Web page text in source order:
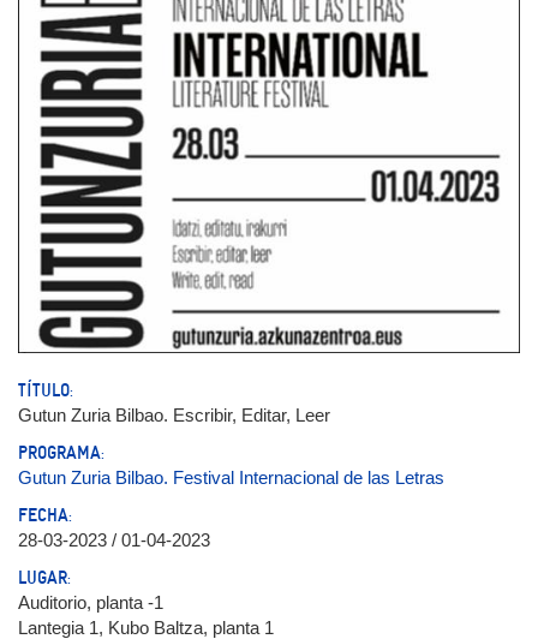
TÍTULO:
Gutun Zuria Bilbao. Escribir, Editar, Leer
PROGRAMA:
Gutun Zuria Bilbao. Festival Internacional de las Letras
FECHA:
28-03-2023 / 01-04-2023
LUGAR:
Auditorio, planta -1
Lantegia 1, Kubo Baltza, planta 1